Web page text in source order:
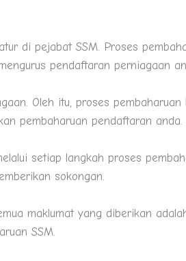
di pejabat SSM. Proses
pendaftaran perniagaan
Oleh itu, proses
pembaharuan pendaftaran anda.
setiap langkah proses
sokongan.
maklumat yang diberikan
SSM.